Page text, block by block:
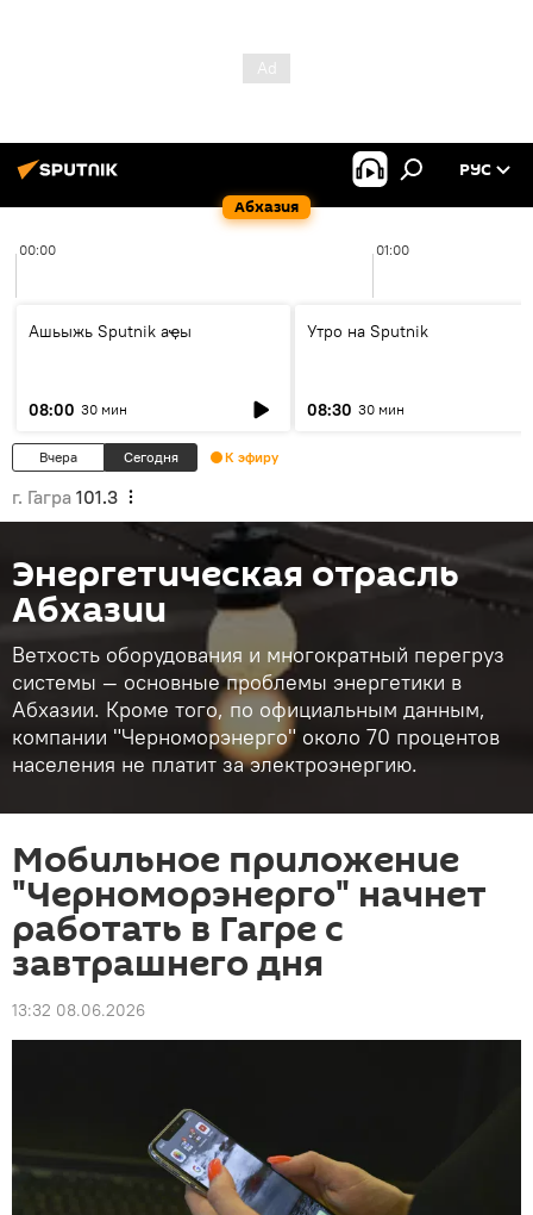
Абхазия
РУС
00:00 01:00
Ашьыжь Sputnik аҿы
08:00 30 мин
Утро на Sputnik
08:30 30 мин
Вчера Сегодня К эфиру
г. Гагра 101.3
Энергетическая отрасль
Абхазии
Ветхость оборудования и многократный перегруз
системы — основные проблемы энергетики в
Абхазии. Кроме того, по официальным данным,
компании "Черноморэнерго" около 70 процентов
населения не платит за электроэнергию.
Мобильное приложение
"Черноморэнерго" начнет
работать в Гагре с
завтрашнего дня
13:32 08.06.2026